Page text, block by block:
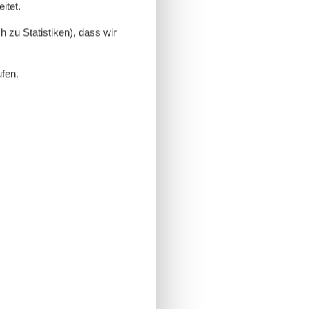
zu Statistiken), dass wir